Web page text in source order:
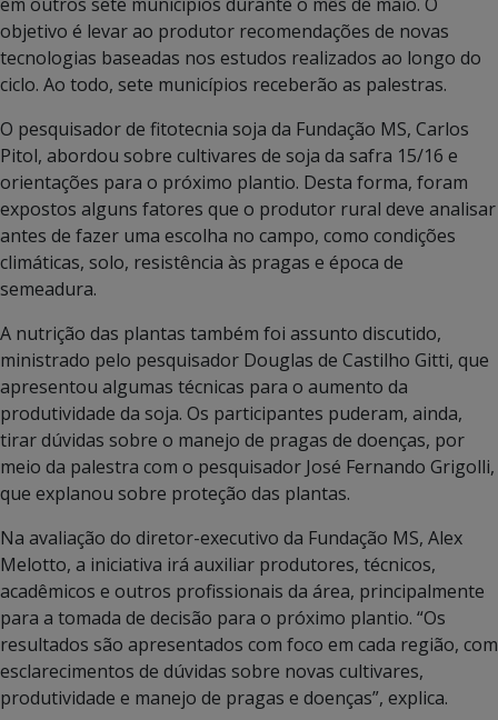
objetivo é levar ao produtor recomendações de novas
tecnologias baseadas nos estudos realizados ao longo do
ciclo. Ao todo, sete municípios receberão as palestras.
O pesquisador de fitotecnia soja da Fundação MS, Carlos
Pitol, abordou sobre cultivares de soja da safra 15/16 e
orientações para o próximo plantio. Desta forma, foram
expostos alguns fatores que o produtor rural deve analisar
antes de fazer uma escolha no campo, como condições
climáticas, solo, resistência às pragas e época de
semeadura.
A nutrição das plantas também foi assunto discutido,
ministrado pelo pesquisador Douglas de Castilho Gitti, que
apresentou algumas técnicas para o aumento da
produtividade da soja. Os participantes puderam, ainda,
tirar dúvidas sobre o manejo de pragas de doenças, por
meio da palestra com o pesquisador José Fernando Grigolli,
que explanou sobre proteção das plantas.
Na avaliação do diretor-executivo da Fundação MS, Alex
Melotto, a iniciativa irá auxiliar produtores, técnicos,
acadêmicos e outros profissionais da área, principalmente
para a tomada de decisão para o próximo plantio. “Os
resultados são apresentados com foco em cada região, com
esclarecimentos de dúvidas sobre novas cultivares,
produtividade e manejo de pragas e doenças”, explica.